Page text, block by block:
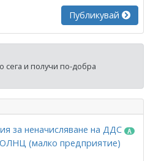
Публикувай
сега и получи по-добра
за неначисляване на ДДС
(малко предприятие)